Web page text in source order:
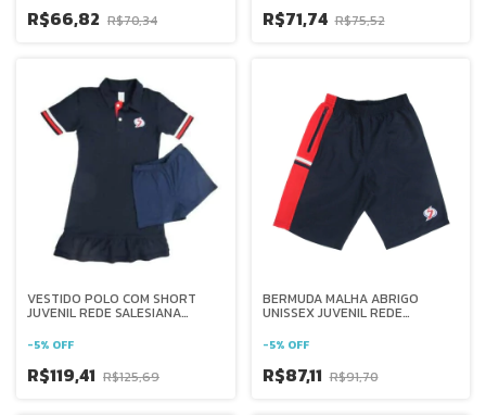
R$66,82 R$70,34 R$71,74 R$75,52
VESTIDO POLO COM SHORT
JUVENIL REDE SALESIANA
-5% OFF
R$119,41 R$125,69
BERMUDA MALHA ABRIGO
UNISSEX JUVENIL REDE
-5% OFF
R$87,11 R$91,70